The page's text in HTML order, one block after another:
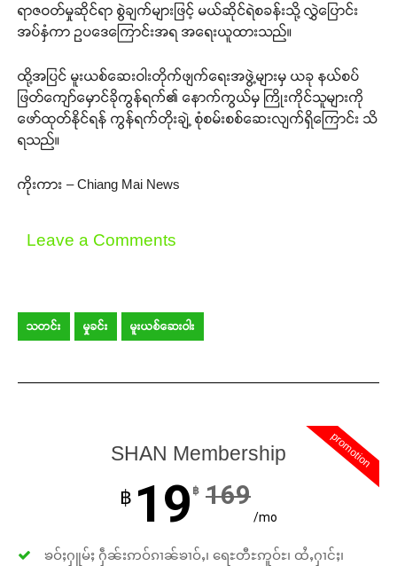
ရာဇဝတ်မှုဆိုင်ရာ စွဲချက်များဖြင့် မယ်ဆိုင်ရဲစခန်းသို့ လွှဲပြောင်း
အပ်နှံကာ ဥပဒေကြောင်းအရ အရေးယူထားသည်။
ထို့အပြင် မူးယစ်ဆေးဝါးတိုက်ဖျက်ရေးအဖွဲ့များမှ ယခု နယ်စပ်
ဖြတ်ကျော်မှောင်ခိုကွန်ရက်၏ နောက်ကွယ်မှ ကြိုးကိုင်သူများကို
ဖော်ထုတ်နိုင်ရန် ကွန်ရက်တိုးချဲ့ စုံစမ်းစစ်ဆေးလျက်ရှိကြောင်း သိ
ရသည်။
ကိုးကား – Chiang Mai News
Leave a Comments
သတင်း မှုခင်း မူးယစ်ဆေးဝါး
promotion
SHAN Membership
฿ 19 ฿ 169
/mo
ၶဝ်ႈႁူမ်ႈ ႁဵၼ်းဢဝ်ၵၢၼ်ၶၢဝ်ႇ၊ ရေႊတီႊဢူဝ်ႊ၊ ထႆႇႁၢင်ႈ၊